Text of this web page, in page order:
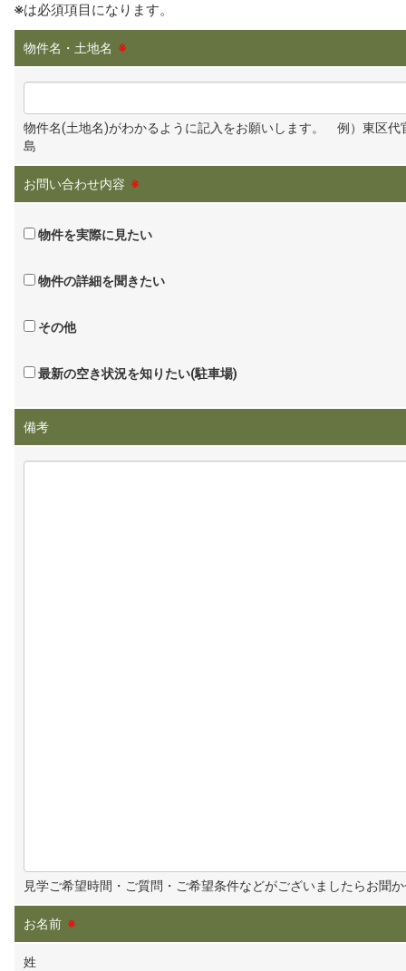
※は必須項目になります。
物件名・土地名 ※
物件名(土地名)がわかるように記入をお願いします。 例）東区代
島
お問い合わせ内容 ※
物件を実際に見たい
物件の詳細を聞きたい
その他
最新の空き状況を知りたい(駐車場)
備考
見学ご希望時間・ご質問・ご希望条件などがございましたらお聞
お名前 ※
姓